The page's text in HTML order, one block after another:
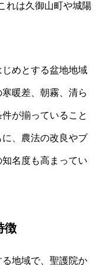
れは久御山町や城陽
めとする盆地地域
暖差、朝霧、清ら
が揃っていること
、農法の改良やブ
名度も高まってい
徴
地域で、聖護院か